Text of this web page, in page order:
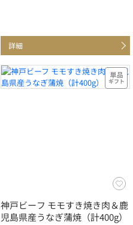
詳細
神戸ビーフ モモすき焼き肉＆鹿
児島県産うなぎ蒲焼（計400g）